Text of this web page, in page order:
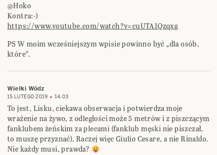
@Hoko
Kontra:-)
https://www.youtube.com/watch?v=cuUTA1Qzqxg
PS W moim wcześniejszym wpisie powinno być „dla osób,
które”.
Wielki Wódz
15 LUTEGO 2019 14:03
To jest, Lisku, ciekawa obserwacja i potwierdza moje
wrażenie na żywo, z odległości może 5 metrów i z piszczącym
fanklubem żeńskim za plecami (fanklub męski nie piszczał,
to muszę przyznać). Raczej więc Giulio Cesare, a nie Rinaldo.
Nie każdy musi, prawda?